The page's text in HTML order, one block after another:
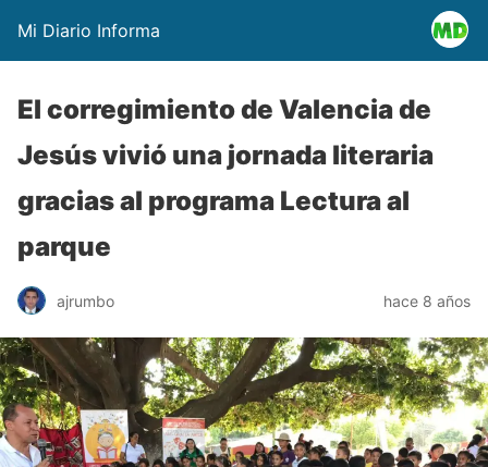
Mi Diario Informa
El corregimiento de Valencia de
Jesús vivió una jornada literaria
gracias al programa Lectura al
parque
ajrumbo hace 8 años